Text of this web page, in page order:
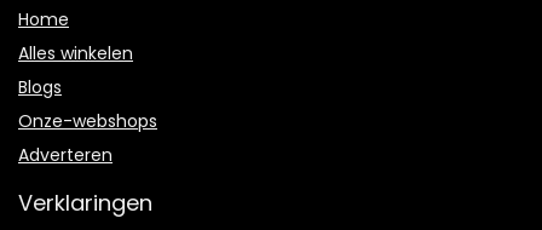
Home
Alles winkelen
Blogs
Onze-webshops
Adverteren
Verklaringen